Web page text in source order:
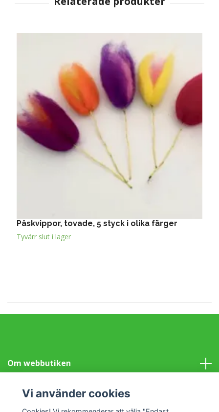
Påskvippor, tovade, 5 styck i olika färger
Tyvärr slut i lager
Om webbutiken
Information
Vi använder cookies